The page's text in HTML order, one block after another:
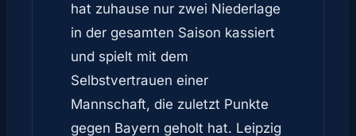
hat zuhause nur zwei Niederlage
in der gesamten Saison kassiert
und spielt mit dem
Selbstvertrauen einer
Mannschaft, die zuletzt Punkte
gegen Bayern geholt hat. Leipzig